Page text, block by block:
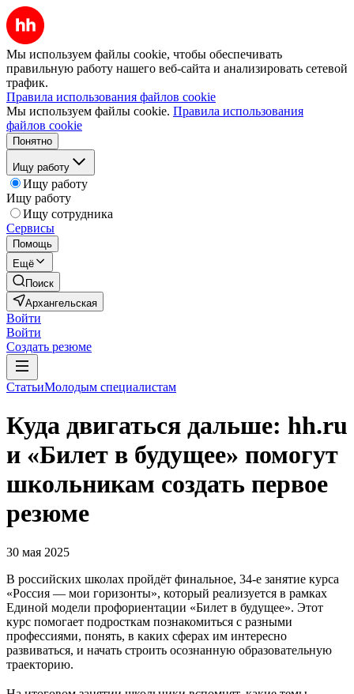
Мы используем файлы cookie, чтобы обеспечивать
правильную работу нашего веб-сайта и анализировать сетевой
трафик.
Правила использования файлов cookie
Мы используем файлы cookie. Правила использования
файлов cookie
Понятно
Ищу работу
Ищу работу
Ищу работу
Ищу сотрудника
Сервисы
Помощь
Ещё
Поиск
Архангельская
Войти
Войти
Создать резюме
СтатьиМолодым специалистам
Куда двигаться дальше: hh.ru
и «Билет в будущее» помогут
школьникам создать первое
резюме
30 мая 2025
В российских школах пройдёт финальное, 34-е занятие курса
«Россия — мои горизонты», который реализуется в рамках
Единой модели профориентации «Билет в будущее». Этот
курс помогает подросткам познакомиться с разными
профессиями, понять, в каких сферах им интересно
развиваться, и начать строить осознанную образовательную
траекторию.